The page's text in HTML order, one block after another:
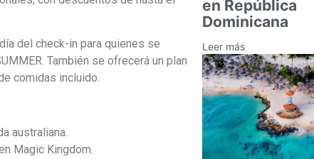
del check-in para quienes se
También se ofrecerá un plan
comidas incluido.
australiana.
Magic Kingdom.
en República
Dominicana
Leer más